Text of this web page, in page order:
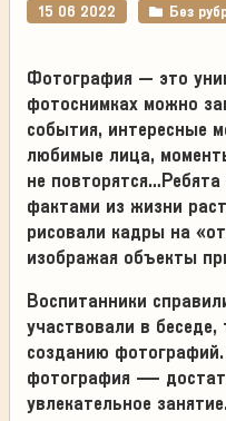
15 06 2022 Без
Фотография – это
фотоснимках можно
события, интересные
любимые лица,
не
фактами из жизни
рисовали кадры на
изображая объекты
Воспитанники
участвовали в
созданию
фотография —
увлекательное занятие.